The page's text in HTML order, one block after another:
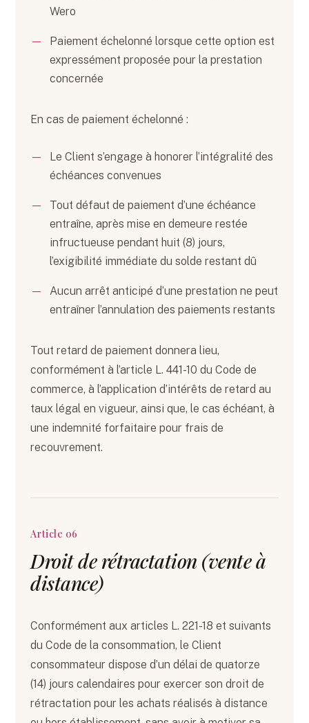
Wero
Paiement échelonné lorsque cette option est
expressément proposée pour la prestation
concernée
En cas de paiement échelonné :
Le Client s’engage à honorer l’intégralité des
échéances convenues
Tout défaut de paiement d’une échéance
entraîne, après mise en demeure restée
infructueuse pendant huit (8) jours,
l’exigibilité immédiate du solde restant dû
Aucun arrêt anticipé d’une prestation ne peut
entraîner l’annulation des paiements restants
Tout retard de paiement donnera lieu,
conformément à l’article L. 441-10 du Code de
commerce, à l’application d’intérêts de retard au
taux légal en vigueur, ainsi que, le cas échéant, à
une indemnité forfaitaire pour frais de
recouvrement.
Article 06
Droit de rétractation (vente à
distance)
Conformément aux articles L. 221-18 et suivants
du Code de la consommation, le Client
consommateur dispose d’un délai de quatorze
(14) jours calendaires pour exercer son droit de
rétractation pour les achats réalisés à distance